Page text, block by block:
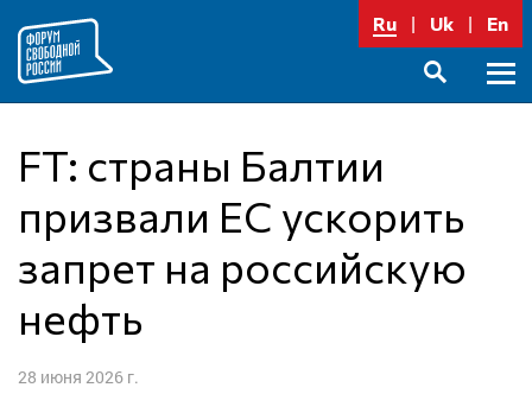
содержимому
Ru Uk En
FT: страны Балтии
призвали ЕС ускорить
запрет на российскую
нефть
28 июня 2026 г.